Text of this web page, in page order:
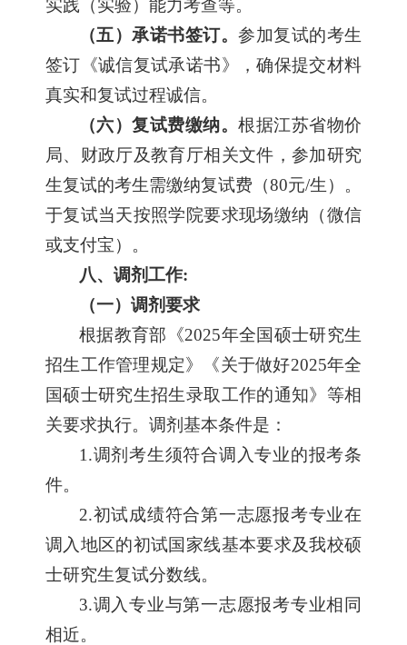
实践（实验）能力考查等。
（五）承诺书签订。参加复试的考生
签订《诚信复试承诺书》，确保提交材料
真实和复试过程诚信。
（六）复试费缴纳。根据江苏省物价
局、财政厅及教育厅相关文件，参加研究
生复试的考生需缴纳复试费（80元/生）。
于复试当天按照学院要求现场缴纳（微信
或支付宝）。
八、调剂工作:
（一）调剂要求
根据教育部《2025年全国硕士研究生
招生工作管理规定》《关于做好2025年全
国硕士研究生招生录取工作的通知》等相
关要求执行。调剂基本条件是：
1.调剂考生须符合调入专业的报考条
件。
2.初试成绩符合第一志愿报考专业在
调入地区的初试国家线基本要求及我校硕
士研究生复试分数线。
3.调入专业与第一志愿报考专业相同
相近。